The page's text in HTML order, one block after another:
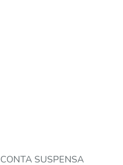
CONTA SUSPENSA